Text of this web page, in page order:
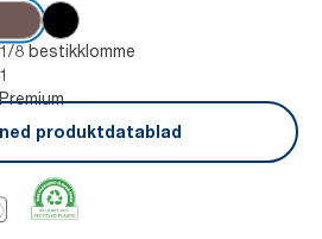
1/8 bestikklomme
1
Premium
produktdatablad